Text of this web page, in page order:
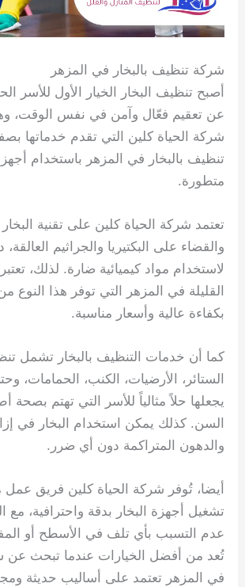
شركة تنظيف بالبخار في المزهر
أصبح تنظيف البخار الخيار الأول للأسر
عن تعقيم فعّال وآمن في نفس الوقت،
شركة الحياة كلين التي تقدم خدماتها
تنظيف بالبخار في المزهر باستخدام
متطورة.
تعتمد شركة الحياة كلين على تقنية
والقضاء على البكتيريا والجراثيم
لاستخدام مواد كيميائية ضارة. لذلك،
القليلة في المزهر التي توفر هذا النوع
بكفاءة عالية وأسعار مناسبة.
كما أن خدمات التنظيف بالبخار تشمل
الستائر، الأرضيات، الكنب، الحمامات،
يجعلها حلاً مثالياً للأسر التي تهتم بصحة
السن. كذلك يمكن استخدام البخار في
والدهون المتراكمة دون أي ضرر.
أيضا، تُوفر شركة الحياة كلين فريق
تشغيل أجهزة البخار بدقة واحترافية،
عدم التسبب بأي تلف في الأسطح أو
تُعد من أفضل الخيارات عندما تبحث
في المزهر تعتمد على أساليب حديثة